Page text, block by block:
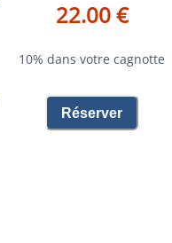
22.00 €
10% dans votre cagnotte
Réserver